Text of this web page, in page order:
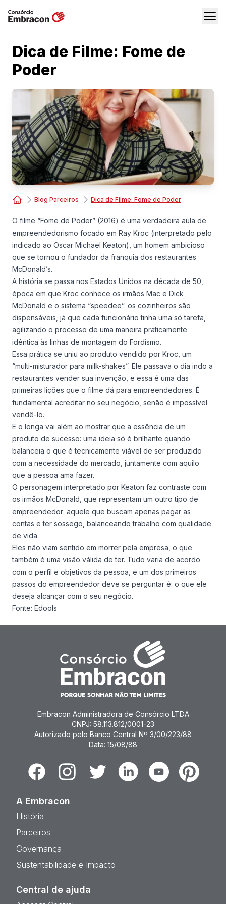
Dica de Filme: Fome de
Poder
Blog Parceiros Dica de Filme: Fome de Poder
O filme “Fome de Poder” (2016) é uma verdadeira aula de
empreendedorismo focado em Ray Kroc (interpretado pelo
indicado ao Oscar Michael Keaton), um homem ambicioso
que se tornou o fundador da franquia dos restaurantes
McDonald’s.
A história se passa nos Estados Unidos na década de 50,
época em que Kroc conhece os irmãos Mac e Dick
McDonald e o sistema “speedee”: os cozinheiros são
dispensáveis, já que cada funcionário tinha uma só tarefa,
agilizando o processo de uma maneira praticamente
idêntica às linhas de montagem do Fordismo.
Essa prática se uniu ao produto vendido por Kroc, um
“multi-misturador para milk-shakes”. Ele passava o dia indo a
restaurantes vender sua invenção, e essa é uma das
primeiras lições que o filme dá para empreendedores. É
fundamental acreditar no seu negócio, senão é impossível
vendê-lo.
E o longa vai além ao mostrar que a essência de um
produto de sucesso: uma ideia só é brilhante quando
balanceia o que é tecnicamente viável de ser produzido
com a necessidade do mercado, juntamente com aquilo
que a pessoa ama fazer.
O personagem interpretado por Keaton faz contraste com
os irmãos McDonald, que representam um outro tipo de
empreendedor: aquele que buscam apenas pagar as
contas e ter sossego, balanceando trabalho com qualidade
de vida.
Eles não viam sentido em morrer pela empresa, o que
também é uma visão válida de ter. Tudo varia de acordo
com o perfil e objetivos da pessoa, e um dos primeiros
passos do empreendedor deve se perguntar é: o que ele
deseja alcançar com o seu negócio.
Fonte: Edools
Embracon Administradora de Consórcio LTDA
CNPJ: 58.113.812/0001-23
Autorizado pelo Banco Central Nº 3/00/223/88
Data: 15/08/88
FacebookInstagramTwitter LinkedinYoutubePinterest
A Embracon
História
Parceiros
Governança
Sustentabilidade e Impacto
Central de ajuda